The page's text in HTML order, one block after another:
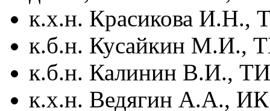
к.х.н. Красикова
к.б.н. Кусайкин М.И.,
к.б.н. Калинин В.И.,
к.х.н. Ведягин А.А.,